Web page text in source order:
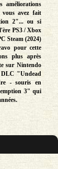
améliorations
avez fait
2"... ou si
PS3 / Xbox
Steam (2024)
pour cette
plus après
sur Nintendo
DLC "Undead
- souris en
3" qui